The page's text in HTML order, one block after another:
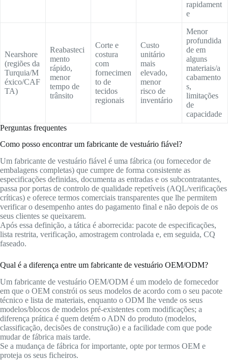
rapidament
e
Nearshore
(regiões da
Turquia/M
éxico/CAF
TA)
Reabasteci
mento
rápido,
menor
tempo de
trânsito
Corte e
costura
com
fornecimen
to de
tecidos
regionais
Custo
unitário
mais
elevado,
menor
risco de
inventário
Menor
profundida
de em
alguns
materiais/a
cabamento
s,
limitações
de
capacidade
Perguntas frequentes
Como posso encontrar um fabricante de vestuário fiável?
Um fabricante de vestuário fiável é uma fábrica (ou fornecedor de
embalagens completas) que cumpre de forma consistente as
especificações definidas, documenta as entradas e os subcontratantes,
passa por portas de controlo de qualidade repetíveis (AQL/verificações
críticas) e oferece termos comerciais transparentes que lhe permitem
verificar o desempenho antes do pagamento final e não depois de os
seus clientes se queixarem.
Após essa definição, a tática é aborrecida: pacote de especificações,
lista restrita, verificação, amostragem controlada e, em seguida, CQ
faseado.
Qual é a diferença entre um fabricante de vestuário OEM/ODM?
Um fabricante de vestuário OEM/ODM é um modelo de fornecedor
em que o OEM constrói os seus modelos de acordo com o seu pacote
técnico e lista de materiais, enquanto o ODM lhe vende os seus
modelos/blocos de modelos pré-existentes com modificações; a
diferença prática é quem detém o ADN do produto (modelos,
classificação, decisões de construção) e a facilidade com que pode
mudar de fábrica mais tarde.
Se a mudança de fábrica for importante, opte por termos OEM e
proteja os seus ficheiros.